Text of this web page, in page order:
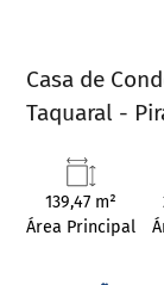
Casa de
Taquaral -
139,47 m²
Área Principal